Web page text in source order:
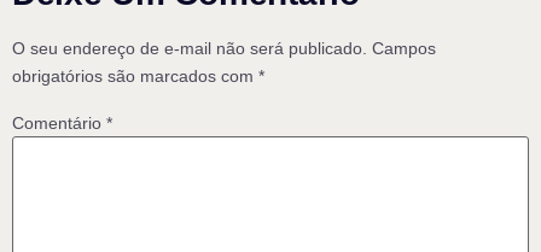
O seu endereço de e-mail não será publicado. Campos
obrigatórios são marcados com *
Comentário *